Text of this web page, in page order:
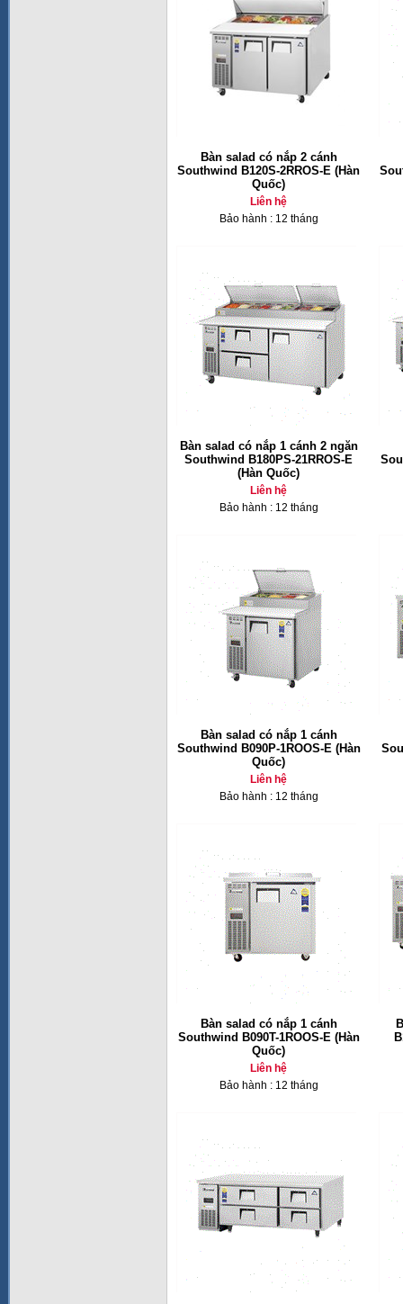
Bàn salad có nắp 2 cánh
Southwind B120S-2RROS-E (Hàn
Quốc)
Liên hệ
Bảo hành : 12 tháng
Bàn salad có nắp 1 cánh 2 ngăn
Southwind B180PS-21RROS-E
(Hàn Quốc)
Liên hệ
Bảo hành : 12 tháng
Bàn salad có nắp 1 cánh
Southwind B090P-1ROOS-E (Hàn
Quốc)
Liên hệ
Bảo hành : 12 tháng
Bàn salad có nắp 1 cánh
Southwind B090T-1ROOS-E (Hàn
Quốc)
Liên hệ
Bảo hành : 12 tháng